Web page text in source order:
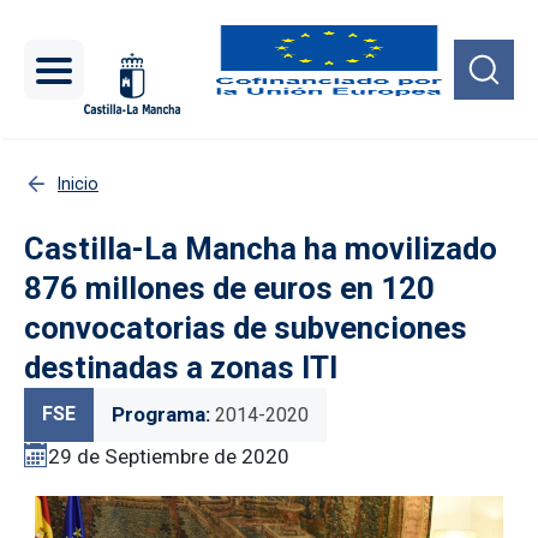
Inicio
Castilla-La Mancha ha movilizado
876 millones de euros en 120
convocatorias de subvenciones
destinadas a zonas ITI
FSE Programa 2014-2020
29 de Septiembre de 2020